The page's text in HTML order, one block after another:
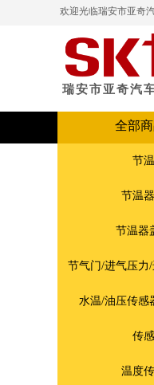
欢迎光临瑞安市亚奇
瑞安市亚奇汽
全部
节
节温
节温器
节气门/进气压力
水温/油压传感
传
温度